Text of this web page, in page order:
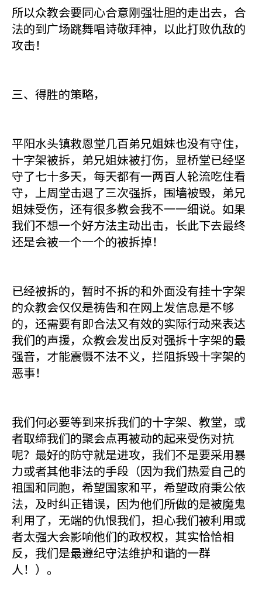
所以众教会要同心合意刚强壮胆的走出去，合
法的到广场跳舞唱诗敬拜神，以此打败仇敌的
攻击！
三、得胜的策略，
平阳水头镇救恩堂几百弟兄姐妹也没有守住，
十字架被拆，弟兄姐妹被打伤，显桥堂已经坚
守了七十多天，每天都有一两百人轮流吃住看
守，上周堂击退了三次强拆，围墙被毁，弟兄
姐妹受伤，还有很多教会我不一一细说。如果
我们不想一个好方法主动出击，长此下去最终
还是会被一个一个的被拆掉！
已经被拆的，暂时不拆的和外面没有挂十字架
的众教会仅仅是祷告和在网上发信息是不够
的，还需要有即合法又有效的实际行动来表达
我们的声援，众教会发出反对强拆十字架的最
强音，才能震慑不法不义，拦阻拆毁十字架的
恶事！
我们何必要等到来拆我们的十字架、教堂，或
者取缔我们的聚会点再被动的起来受伤对抗
呢？最好的防守就是进攻，我们不是要采用暴
力或者其他非法的手段（因为我们热爱自己的
祖国和同胞，希望国家和平，希望政府秉公依
法，及时纠正错误，因为他们所做的是被魔鬼
利用了，无端的仇恨我们，担心我们被利用或
者太强大会影响他们的政权权，其实恰恰相
反，我们是最遵纪守法维护和谐的一群
人！）。